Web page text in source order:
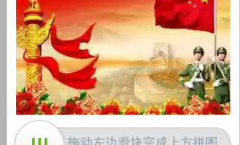
加载中